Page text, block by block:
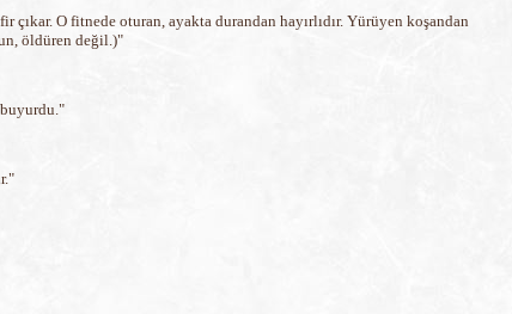
O fitnede oturan, ayakta durandan hayırlıdır. Yürüyen koşandan
öldüren değil.)"